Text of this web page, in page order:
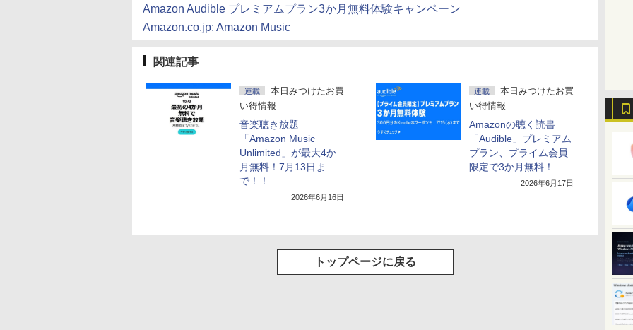
Amazon Audible プレミアムプラン3か月無料体験キャンペーン
Amazon.co.jp: Amazon Music
関連記事
連載
本日みつけたお買
い得情報
音楽聴き放題
「Amazon Music
Unlimited」が最大4か
月無料！7月13日ま
で！！
2026年6月16日
連載
本日みつけたお買
い得情報
Amazonの聴く読書
「Audible」プレミアム
プラン、プライム会員
限定で3か月無料！
2026年6月17日
トップページに戻る